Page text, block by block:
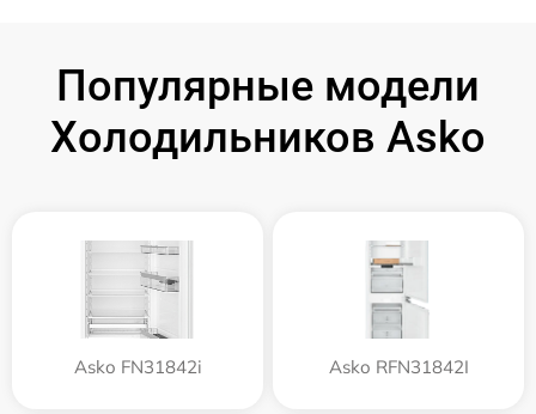
Популярные модели
Холодильников Asko
Asko FN31842i Asko RFN31842I